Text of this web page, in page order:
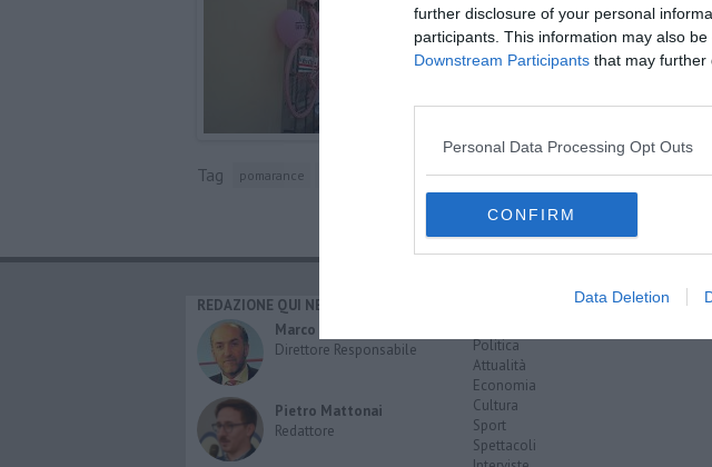
further disclosure of your personal
participants. This information may also
Downstream Participants that may further
Personal Data Processing Opt Outs
CONFIRM
Data Deletion
Tag pomarance giro d'italia gazzetta dello sport volterra
REDAZIONE QUI NEWS
Marco Migli
Direttore Responsabile
Pietro Mattonai
Redattore
Politica
Attualità
Economia
Cultura
Sport
Spettacoli